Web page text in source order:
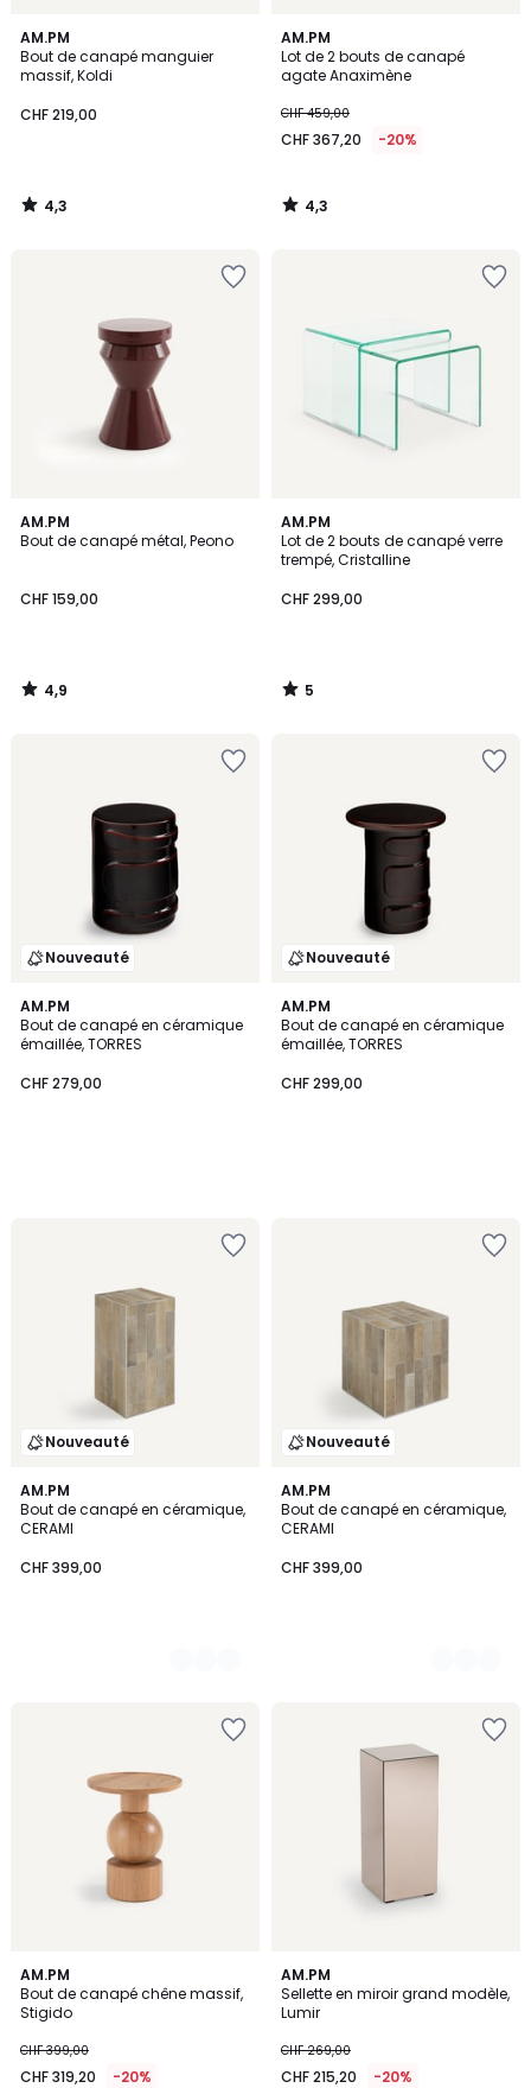
AM.PM
Bout de canapé manguier
massif, Koldi
CHF 219,00
4,3
/ 5
4,3
/
AM.PM
Lot de 2 bouts de canapé
agate Anaximène
CHF 459,00
CHF 367,20 -20%
4,3
/ 5
4,3
/
AM.PM
Bout de canapé métal, Peono
CHF 159,00
4,9
/ 5
4,9
/
AM.PM
Lot de 2 bouts de canapé verre
trempé, Cristalline
CHF 299,00
5
/
5
5
/
Nouveauté
AM.PM
Bout de canapé en céramique
émaillée, TORRES
CHF 279,00
Nouveauté
AM.PM
Bout de canapé en céramique
émaillée, TORRES
CHF 299,00
Nouveauté
AM.PM
Bout de canapé en céramique,
CERAMI
CHF 399,00
2
Couleurs
Nouveauté
AM.PM
Bout de canapé en céramique,
CERAMI
CHF 399,00
2
Couleurs
AM.PM
Bout de canapé chêne massif,
Stigido
CHF 399,00
CHF 319,20 -20%
AM.PM
Sellette en miroir grand modèle,
Lumir
CHF 269,00
CHF 215,20 -20%
5
/
5